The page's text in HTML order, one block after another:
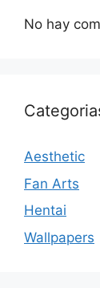
No hay
Aesthetic
Fan Arts
Hentai
Wallpapers